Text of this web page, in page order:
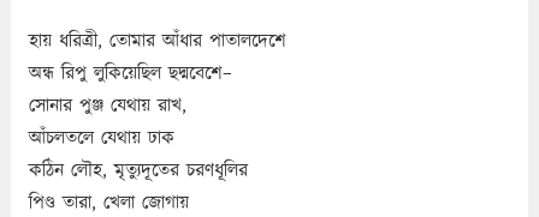
হায় ধরিত্রী, তোমার আঁধার পাতালদেশে
অন্ধ রিপু লুকিয়েছিল ছদ্মবেশে–
সোনার পুঞ্জ যেথায় রাখ,
আঁচলতলে যেথায় ঢাক
কঠিন লৌহ, মৃত্যুদূতের চরণধূলির
পিণ্ড তারা, খেলা জোগায়